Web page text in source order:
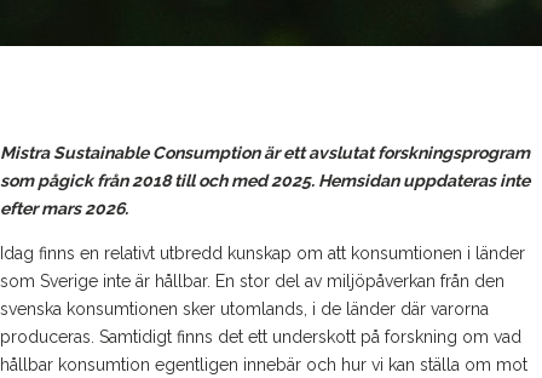
Mistra Sustainable Consumption är ett avslutat forskningsprogram
som pågick från 2018 till och med 2025. Hemsidan uppdateras inte
efter mars 2026.
Idag finns en relativt utbredd kunskap om att konsumtionen i länder
som Sverige inte är hållbar. En stor del av miljöpåverkan från den
svenska konsumtionen sker utomlands, i de länder där varorna
produceras. Samtidigt finns det ett underskott på forskning om vad
hållbar konsumtion egentligen innebär och hur vi kan ställa om mot